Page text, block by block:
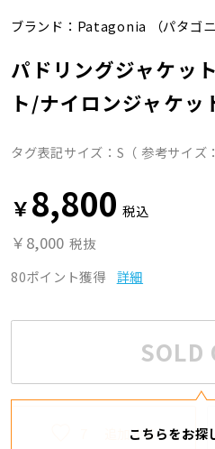
ブランド： Patagonia （パタゴニ
パドリングジャケッ
ト/ナイロンジャケッ
タグ表記サイズ：S（ 参考サイズ：
￥8,800 税込
￥8,000 税抜
80ポイント獲得
詳細
SOLD
こちらをお探
追加する